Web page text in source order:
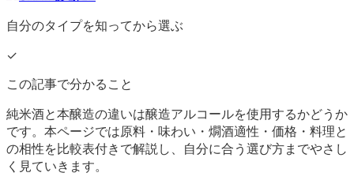
自分のタイプを知ってから選ぶ
✓
この記事で分かること
純米酒と本醸造の違いは醸造アルコールを使用するかどうか
です。本ページでは原料・味わい・燗酒適性・価格・料理と
の相性を比較表付きで解説し、自分に合う選び方までやさし
く見ていきます。